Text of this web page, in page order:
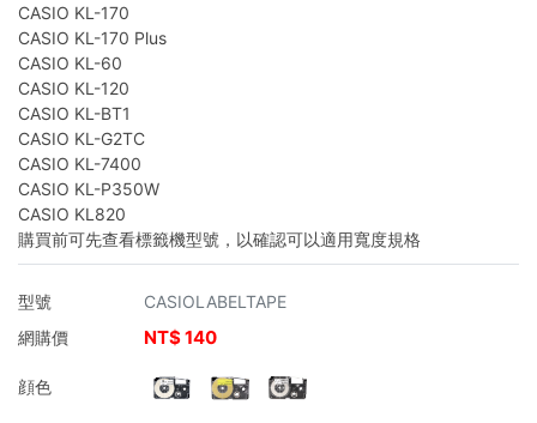
CASIO KL-170
CASIO KL-170 Plus
CASIO KL-60
CASIO KL-120
CASIO KL-BT1
CASIO KL-G2TC
CASIO KL-7400
CASIO KL-P350W
CASIO KL820
購買前可先查看標籤機型號，以確認可以適用寬度規格
型號
CASIOLABELTAPE
網購價
NT$140
顔色